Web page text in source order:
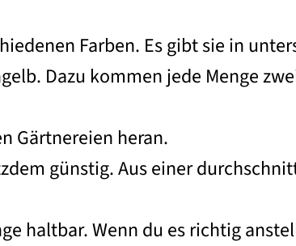
Farben. Es gibt sie in
Dazu kommen jede Menge
Gärtnereien heran.
günstig. Aus einer
haltbar. Wenn du es richtig